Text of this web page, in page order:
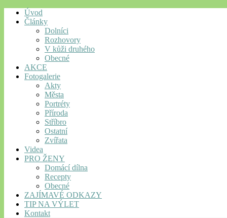
Úvod
Články
Dolníci
Rozhovory
V kůži druhého
Obecné
AKCE
Fotogalerie
Akty
Města
Portréty
Příroda
Stříbro
Ostatní
Zvířata
Videa
PRO ŽENY
Domácí dílna
Recepty
Obecné
ZAJÍMAVÉ ODKAZY
TIP NA VÝLET
Kontakt